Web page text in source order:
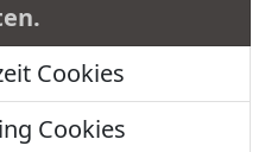
Cookies
Cookies